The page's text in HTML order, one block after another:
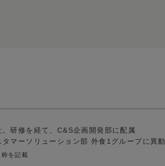
研修を経て、C&S企画開発部に配属
マーソリューション部 外食1グループに異動
を記載